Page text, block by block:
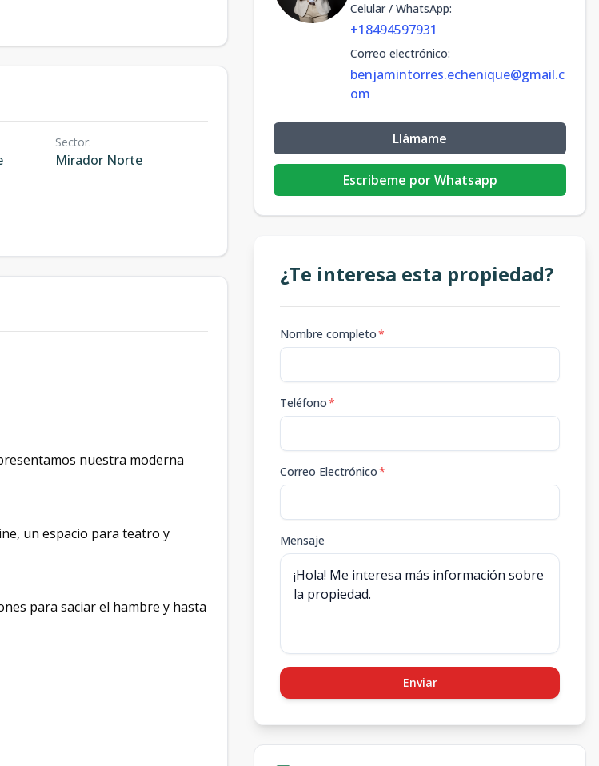
Sector:
Mirador Norte
nuestra moderna
un espacio para teatro y
para saciar el hambre y hasta
Celular / WhatsApp:
+18494597931
Correo electrónico:
benjamintorres.echenique@gmail.c
om
Llámame
Escribeme por Whatsapp
¿Te interesa esta propiedad?
Nombre completo*
Teléfono*
Correo Electrónico*
Mensaje
Enviar